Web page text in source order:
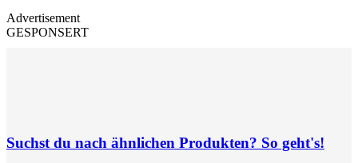
Advertisement
GESPONSERT
Suchst du nach ähnlichen Produkten? So geht's!